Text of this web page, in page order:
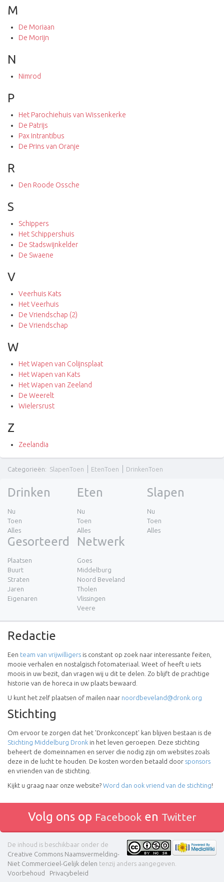
M
De Moriaan
De Morijn
N
Nimrod
P
Het Parochiehuis van Wissenkerke
De Patrijs
Pax Intrantibus
De Prins van Oranje
R
Den Roode Ossche
S
Schippers
Het Schippershuis
De Stadswijnkelder
De Swaene
V
Veerhuis Kats
Het Veerhuis
De Vriendschap (2)
De Vriendschap
W
Het Wapen van Colijnsplaat
Het Wapen van Kats
Het Wapen van Zeeland
De Weerelt
Wielersrust
Z
Zeelandia
Categorieën: SlapenToen EtenToen DrinkenToen
Drinken
Nu
Toen
Alles
Eten
Nu
Toen
Alles
Slapen
Nu
Toen
Alles
Gesorteerd
Plaatsen
Buurt
Straten
Jaren
Eigenaren
Netwerk
Goes
Middelburg
Noord Beveland
Tholen
Vlissingen
Veere
Redactie
Een team van vrijwilligers is constant op zoek naar interessante feiten,
mooie verhalen en nostalgisch fotomateriaal. Weet of heeft u iets
moois in uw bezit, dan vragen wij u dit te delen. Zo blijft de prachtige
historie van de horeca in uw plaats bewaard.
U kunt het zelf plaatsen of mailen naar noordbeveland@dronk.org
Stichting
Om ervoor te zorgen dat het 'Dronkconcept' kan blijven bestaan is de
Stichting Middelburg Dronk in het leven geroepen. Deze stichting
beheert de domeinnamen en server die nodig zijn om websites zoals
deze in de lucht te houden. De kosten worden betaald door sponsors
en vrienden van de stichting.
Kijkt u graag naar onze website? Word dan ook vriend van de stichting!
Volg ons op Facebooken Twitter
De inhoud is beschikbaar onder de
Creative Commons Naamsvermelding-
Niet Commercieel-Gelijk delen tenzij anders aangegeven.
Voorbehoud
Privacybeleid